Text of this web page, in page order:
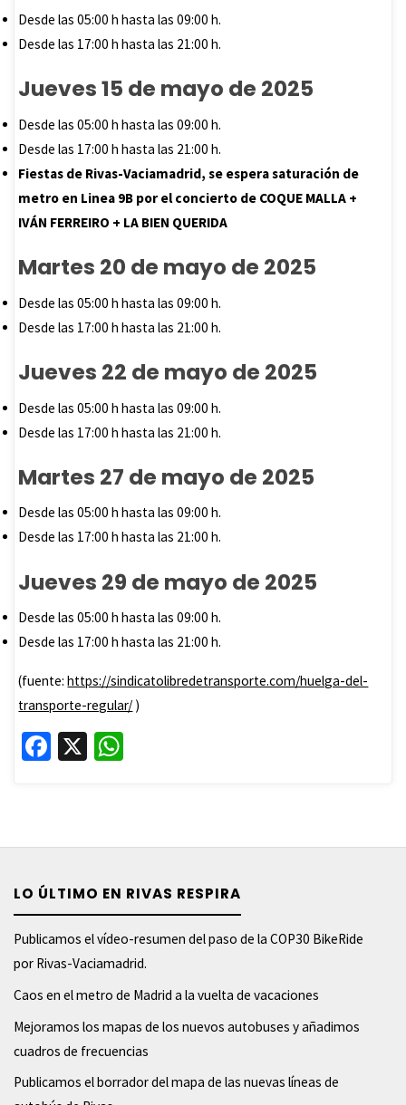
Desde las 05:00 h hasta las 09:00 h.
Desde las 17:00 h hasta las 21:00 h.
Jueves 15 de mayo de 2025
Desde las 05:00 h hasta las 09:00 h.
Desde las 17:00 h hasta las 21:00 h.
Fiestas de Rivas-Vaciamadrid, se espera saturación de
metro en Linea 9B por el concierto de COQUE MALLA +
IVÁN FERREIRO + LA BIEN QUERIDA
Martes 20 de mayo de 2025
Desde las 05:00 h hasta las 09:00 h.
Desde las 17:00 h hasta las 21:00 h.
Jueves 22 de mayo de 2025
Desde las 05:00 h hasta las 09:00 h.
Desde las 17:00 h hasta las 21:00 h.
Martes 27 de mayo de 2025
Desde las 05:00 h hasta las 09:00 h.
Desde las 17:00 h hasta las 21:00 h.
Jueves 29 de mayo de 2025
Desde las 05:00 h hasta las 09:00 h.
Desde las 17:00 h hasta las 21:00 h.
(fuente:https://sindicatolibredetransporte.com/huelga-del-
transporte-regular/ )
Fa
k
X
p
LO ÚLTIMO EN RIVAS RESPIRA
Publicamos el vídeo-resumen del paso de la COP30 BikeRide
por Rivas-Vaciamadrid.
Caos en el metro de Madrid a la vuelta de vacaciones
Mejoramos los mapas de los nuevos autobuses y añadimos
cuadros de frecuencias
Publicamos el borrador del mapa de las nuevas líneas de